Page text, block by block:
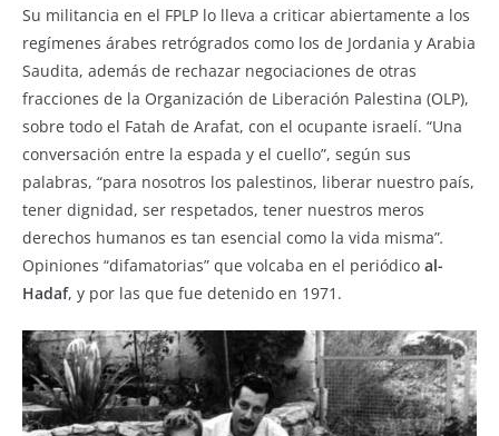
Su militancia en el FPLP lo lleva a criticar abiertamente a los
regímenes árabes retrógrados como los de Jordania y Arabia
Saudita, además de rechazar negociaciones de otras
fracciones de la Organización de Liberación Palestina (OLP),
sobre todo el Fatah de Arafat, con el ocupante israelí. “Una
conversación entre la espada y el cuello”, según sus
palabras, “para nosotros los palestinos, liberar nuestro país,
tener dignidad, ser respetados, tener nuestros meros
derechos humanos es tan esencial como la vida misma”.
Opiniones “difamatorias” que volcaba en el periódico al-
Hadaf, y por las que fue detenido en 1971.